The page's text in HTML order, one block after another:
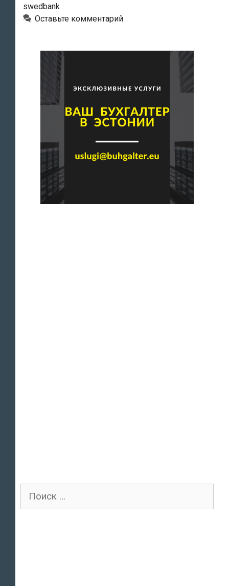
swedbank
Оставьте комментарий
Поиск